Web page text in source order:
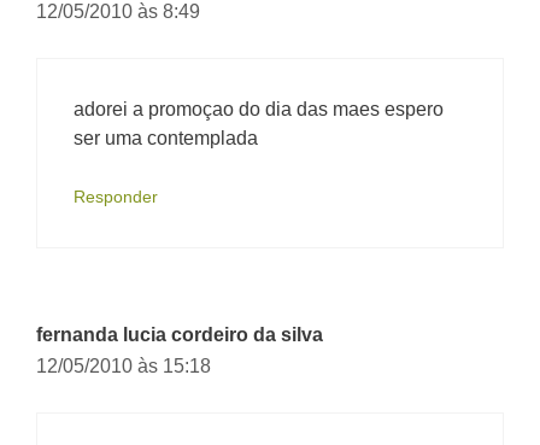
12/05/2010 às 8:49
adorei a promoçao do dia das maes espero
ser uma contemplada
Responder
fernanda lucia cordeiro da silva
12/05/2010 às 15:18